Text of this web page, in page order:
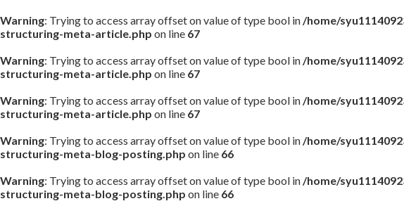
Warning: Trying to access array offset on value of type bool in/home/
structuring-meta-article.php on line 67
Warning: Trying to access array offset on value of type bool in/home/
structuring-meta-article.php on line 67
Warning: Trying to access array offset on value of type bool in/home/
structuring-meta-article.php on line 67
Warning: Trying to access array offset on value of type bool in/home/
structuring-meta-blog-posting.php on line 66
Warning: Trying to access array offset on value of type bool in/home/
structuring-meta-blog-posting.php on line 66